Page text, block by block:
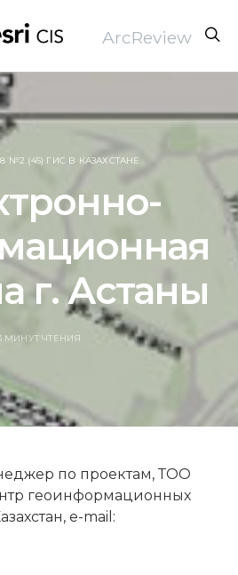
ArcReview
№2 (45) ГИС В КАЗАХСТАНЕ
г. Астаны
МИНУТ ЧТЕНИЯ
по проектам, ТОО
геоинформационных
e-mail: